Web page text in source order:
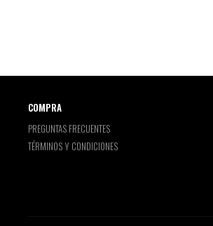
COMPRA
PREGUNTAS FRECUENTES
TÉRMINOS Y CONDICIONES